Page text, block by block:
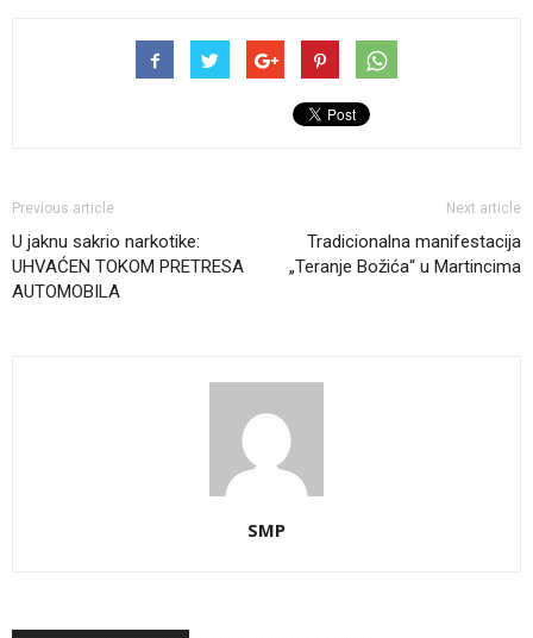
Previous article
U jaknu sakrio narkotike:
UHVAĆEN TOKOM PRETRESA
AUTOMOBILA
Next article
Tradicionalna manifestacija
„Teranje Božića“ u Martincima
SMP